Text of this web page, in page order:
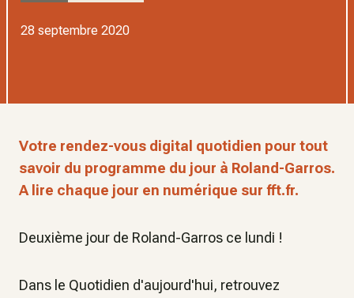
28 septembre 2020
Votre rendez-vous digital quotidien pour tout
savoir du programme du jour à Roland-Garros.
A lire chaque jour en numérique sur fft.fr.
Deuxième jour de Roland-Garros ce lundi !
Dans le Quotidien d'aujourd'hui, retrouvez